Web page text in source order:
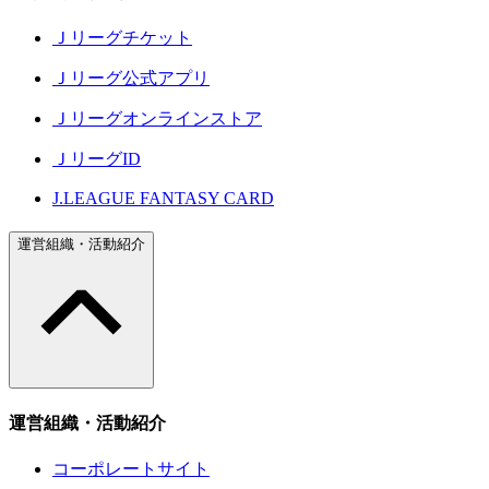
Ｊリーグチケット
Ｊリーグ公式アプリ
Ｊリーグオンラインストア
ＪリーグID
J.LEAGUE FANTASY CARD
運営組織・活動紹介
運営組織・活動紹介
コーポレートサイト